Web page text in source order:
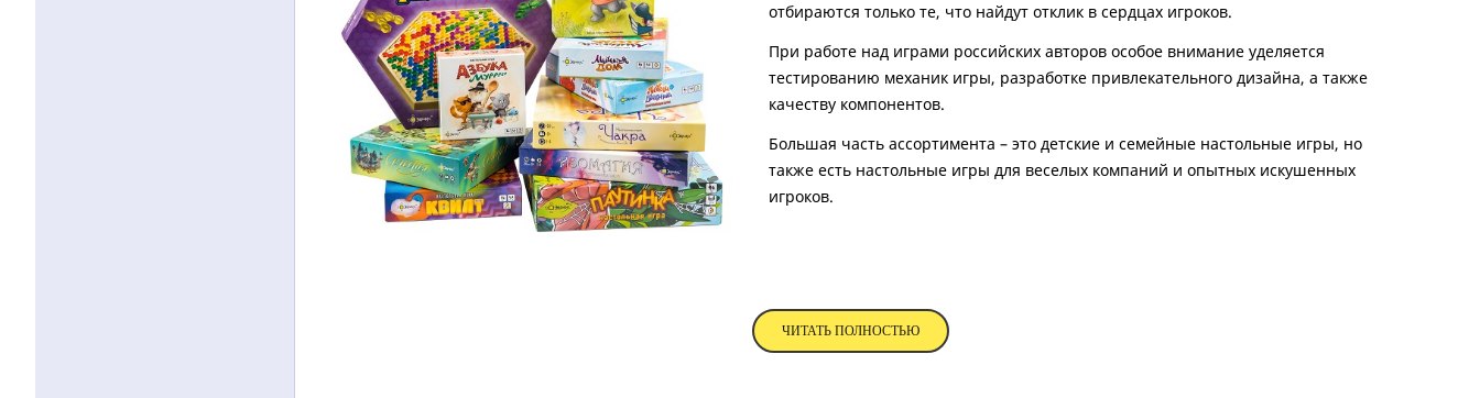
отбираются только те, что найдут отклик в сердцах игроков.
При работе над играми российских авторов особое внимание уделяется
тестированию механик игры, разработке привлекательного дизайна, а также
качеству компонентов.
Большая часть ассортимента – это детские и семейные настольные игры, но
также есть настольные игры для веселых компаний и опытных искушенных
игроков.
ЧИТАТЬ ПОЛНОСТЬЮ